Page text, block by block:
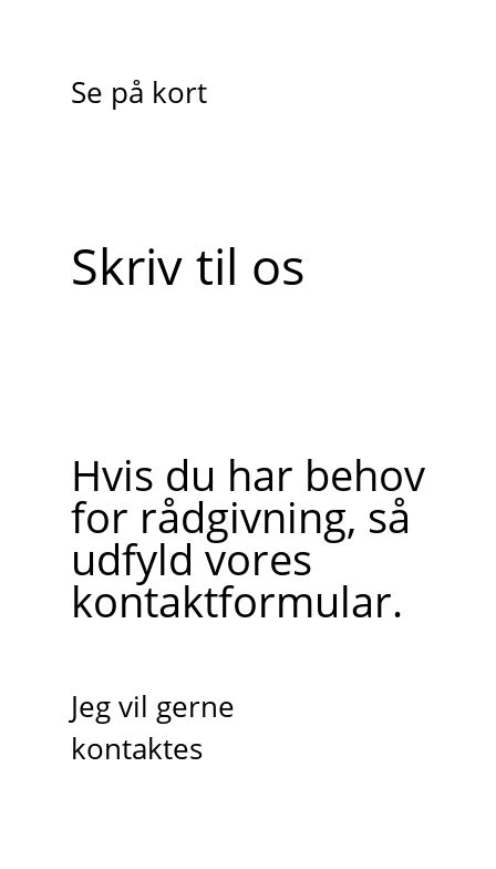
Se på kort
Skriv til os
Hvis du har behov
for rådgivning, så
udfyld vores
kontaktformular.
Jeg vil gerne
kontaktes